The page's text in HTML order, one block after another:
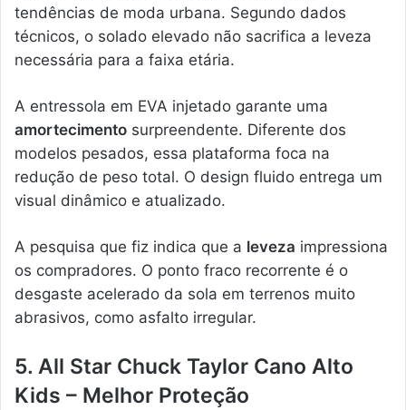
tendências de moda urbana. Segundo dados
técnicos, o solado elevado não sacrifica a leveza
necessária para a faixa etária.
A entressola em EVA injetado garante uma
amortecimento surpreendente. Diferente dos
modelos pesados, essa plataforma foca na
redução de peso total. O design fluido entrega um
visual dinâmico e atualizado.
A pesquisa que fiz indica que a leveza impressiona
os compradores. O ponto fraco recorrente é o
desgaste acelerado da sola em terrenos muito
abrasivos, como asfalto irregular.
5. All Star Chuck Taylor Cano Alto
Kids – Melhor Proteção